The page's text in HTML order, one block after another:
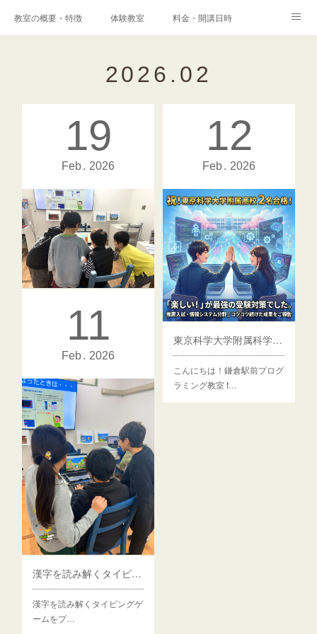
教室の概要・特徴 体験教室 料金・開講日時
保護者様からの声 ブログ
採用情報
2026 . 02
19
Feb 2026
こんにちは！鎌倉駅前プログ
ラミング…
12
Feb 2026
東京科学大学附属科学技術高等学校に2名合格！
こんにちは！鎌倉駅前プログ
ラミング教室 f…
11
Feb 2026
漢字を読み解くタイピングゲームをプレイ中
漢字を読み解くタイピングゲ
ームをプ…